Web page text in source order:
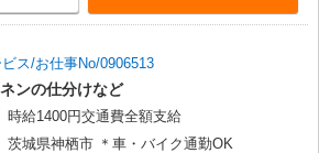
ス/お仕事No/0906513
ネンの仕分けなど
時給1400円交通費全額支給
茨城県神栖市 ＊車・バイク通勤OK